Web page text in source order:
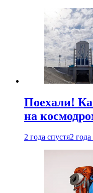
Поехали!
на
2 года спустя2 года